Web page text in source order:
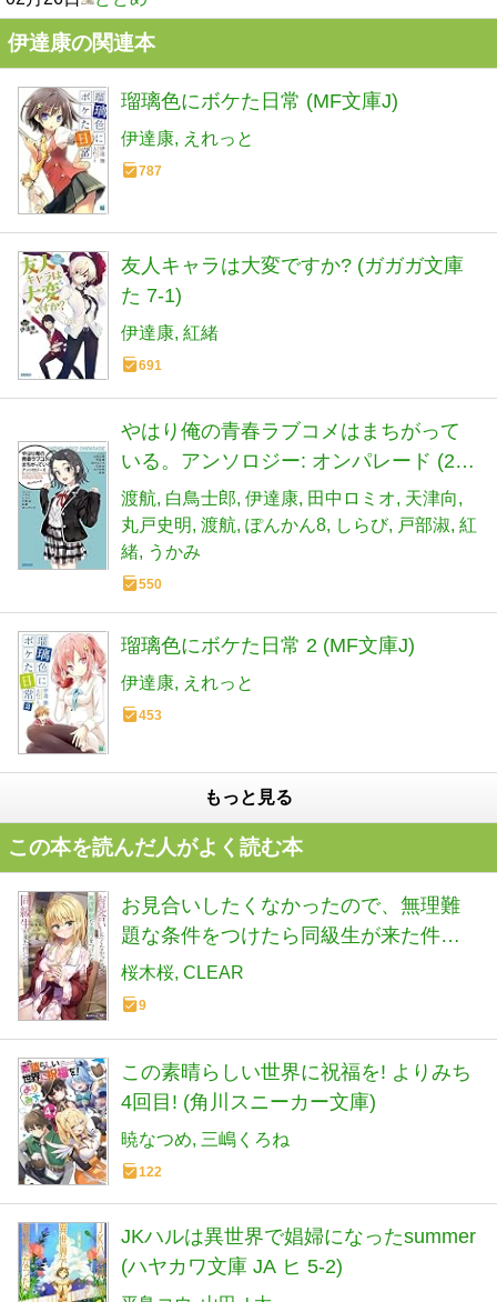
伊達康の関連本
瑠璃色にボケた日常 (MF文庫J)
伊達康 えれっと
787
友人キャラは大変ですか? (ガガガ文庫
た 7-1)
伊達康 紅緒
691
やはり俺の青春ラブコメはまちがって
いる。アンソロジー: オンパレード (2)
(ガガガ文庫 わ 3-26)
渡航 白鳥士郎 伊達康 田中ロミオ 天津向
丸戸史明 渡航 ぽんかん8 しらび 戸部淑 紅
緒
うかみ
550
瑠璃色にボケた日常 2 (MF文庫J)
伊達康 えれっと
453
もっと見る
この本を読んだ人がよく読む本
お見合いしたくなかったので、無理難
題な条件をつけたら同級生が来た件に
ついて４ (角川スニーカー文庫)
桜木桜 CLEAR
9
この素晴らしい世界に祝福を! よりみち
4回目! (角川スニーカー文庫)
暁なつめ 三嶋くろね
122
JKハルは異世界で娼婦になったsummer
(ハヤカワ文庫 JA ヒ 5-2)